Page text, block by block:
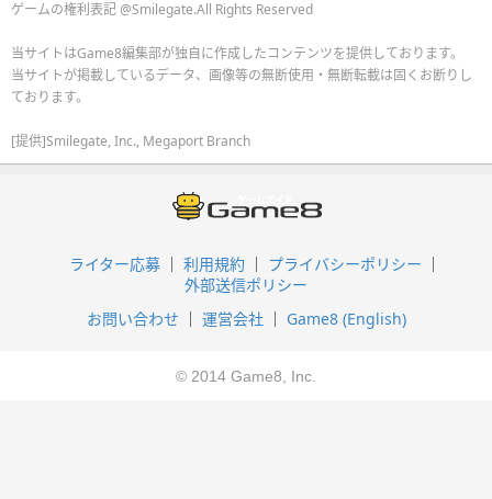
ゲームの権利表記 @Smilegate.All Rights Reserved
当サイトはGame8編集部が独自に作成したコンテンツを提供しております。
当サイトが掲載しているデータ、画像等の無断使用・無断転載は固くお断りし
ております。
[提供]Smilegate, Inc., Megaport Branch
ライター応募 利用規約
プライバシーポリシー
外部送信ポリシー
お問い合わせ
運営会社 Game8 (English)
© 2014 Game8, Inc.